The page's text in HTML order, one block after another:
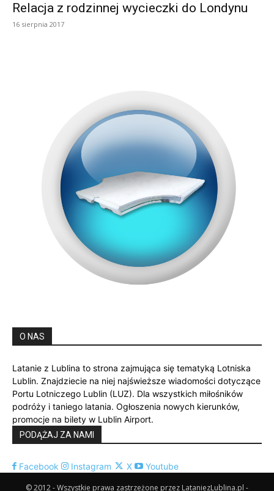
Relacja z rodzinnej wycieczki do Londynu
16 sierpnia 2017
O NAS
Latanie z Lublina to strona zajmująca się tematyką Lotniska
Lublin. Znajdziecie na niej najświeższe wiadomości dotyczące
Portu Lotniczego Lublin (LUZ). Dla wszystkich miłośników
podróży i taniego latania. Ogłoszenia nowych kierunków,
promocje na bilety w Lublin Airport.
PODĄŻAJ ZA NAMI
Facebook Instagram X Youtube
© 2012 - Wszystkie prawa zastrzeżone przez LataniezLublina.pl -